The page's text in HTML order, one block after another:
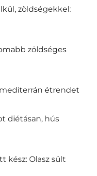
zöldségekkel:
zöldséges
mediterrán étrendet
diétásan, hús
kész: Olasz sült